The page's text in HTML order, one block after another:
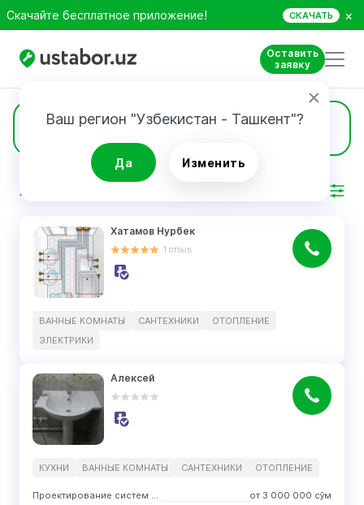
Скачайте бесплатное приложение! СКАЧАТЬ ×
Оставить
заявку
Ваш регион "Узбекистан - Ташкент"?
Да Изменить
Отопление 13
РЕЗУЛЬТАТ
Хатамов Нурбек
1 отзыв
ВАННЫЕ КОМНАТЫ САНТЕХНИКИ
ОТОПЛЕНИЕ
ЭЛЕКТРИКИ
Алексей
КУХНИ ВАННЫЕ КОМНАТЫ САНТЕХНИКИ ОТОПЛЕНИЕ
Проектирование систем отопления от 3 000 000 сўм